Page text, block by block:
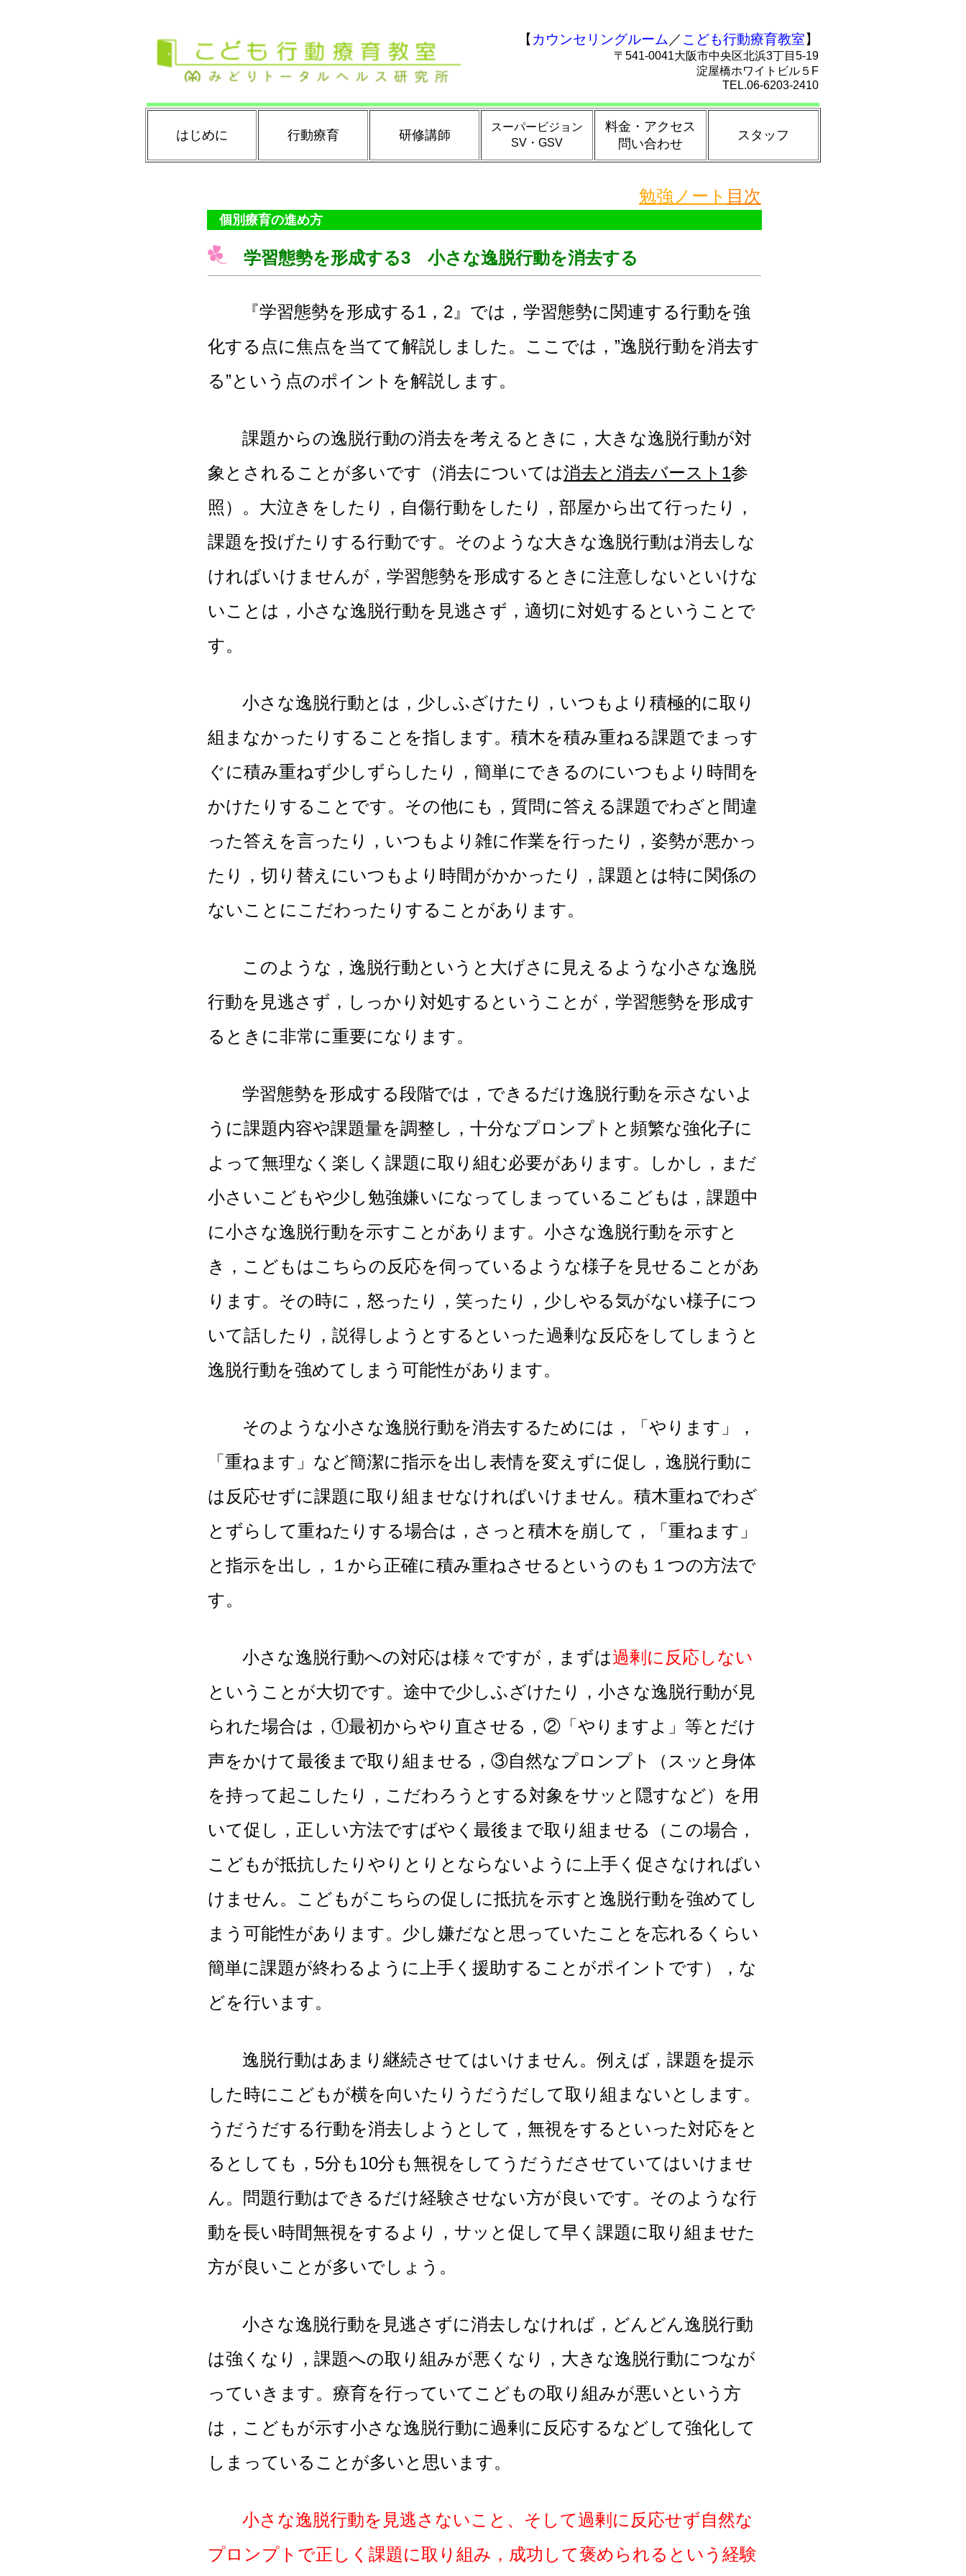
【 カウンセリングルーム ／ こども行動療育教室】
〒541-0041大阪市中央区北浜3丁目5-19
淀屋橋ホワイトビル５F
TEL.06-6203-2410
はじめに 行動療育 研修講師
スーパービジョン
SV・GSV
料金・アクセス
問い合わせ
スタッフ
勉強ノート 目次
個別療育の進め方
学習態勢を形成する3 小さな逸脱行動を消去する
『学習態勢を形成する1，2』では，学習態勢に関連する行動を強
化する点に焦点を当てて解説しました。ここでは，”逸脱行動を消去す
る”という点のポイントを解説します。
課題からの逸脱行動の消去を考えるときに，大きな逸脱行動が対
象とされることが多いです（消去については消去と消去バースト1参
照）。大泣きをしたり，自傷行動をしたり，部屋から出て行ったり，
課題を投げたりする行動です。そのような大きな逸脱行動は消去しな
ければいけませんが，学習態勢を形成するときに注意しないといけな
いことは，小さな逸脱行動を見逃さず，適切に対処するということで
す。
小さな逸脱行動とは，少しふざけたり，いつもより積極的に取り
組まなかったりすることを指します。積木を積み重ねる課題でまっす
ぐに積み重ねず少しずらしたり，簡単にできるのにいつもより時間を
かけたりすることです。その他にも，質問に答える課題でわざと間違
った答えを言ったり，いつもより雑に作業を行ったり，姿勢が悪かっ
たり，切り替えにいつもより時間がかかったり，課題とは特に関係の
ないことにこだわったりすることがあります。
このような，逸脱行動というと大げさに見えるような小さな逸脱
行動を見逃さず，しっかり対処するということが，学習態勢を形成す
るときに非常に重要になります。
学習態勢を形成する段階では，できるだけ逸脱行動を示さないよ
うに課題内容や課題量を調整し，十分なプロンプトと頻繁な強化子に
よって無理なく楽しく課題に取り組む必要があります。しかし，まだ
小さいこどもや少し勉強嫌いになってしまっているこどもは，課題中
に小さな逸脱行動を示すことがあります。小さな逸脱行動を示すと
き，こどもはこちらの反応を伺っているような様子を見せることがあ
ります。その時に，怒ったり，笑ったり，少しやる気がない様子につ
いて話したり，説得しようとするといった過剰な反応をしてしまうと
逸脱行動を強めてしまう可能性があります。
そのような小さな逸脱行動を消去するためには，「やります」，
「重ねます」など簡潔に指示を出し表情を変えずに促し，逸脱行動に
は反応せずに課題に取り組ませなければいけません。積木重ねでわざ
とずらして重ねたりする場合は，さっと積木を崩して，「重ねます」
と指示を出し，１から正確に積み重ねさせるというのも１つの方法で
す。
小さな逸脱行動への対応は様々ですが，まずは過剰に反応しない
ということが大切です。途中で少しふざけたり，小さな逸脱行動が見
られた場合は，①最初からやり直させる，②「やりますよ」等とだけ
声をかけて最後まで取り組ませる，③自然なプロンプト（スッと身体
を持って起こしたり，こだわろうとする対象をサッと隠すなど）を用
いて促し，正しい方法ですばやく最後まで取り組ませる（この場合，
こどもが抵抗したりやりとりとならないように上手く促さなければい
けません。こどもがこちらの促しに抵抗を示すと逸脱行動を強めてし
まう可能性があります。少し嫌だなと思っていたことを忘れるくらい
簡単に課題が終わるように上手く援助することがポイントです），な
どを行います。
逸脱行動はあまり継続させてはいけません。例えば，課題を提示
した時にこどもが横を向いたりうだうだして取り組まないとします。
うだうだする行動を消去しようとして，無視をするといった対応をと
るとしても，5分も10分も無視をしてうだうださせていてはいけませ
ん。問題行動はできるだけ経験させない方が良いです。そのような行
動を長い時間無視をするより，サッと促して早く課題に取り組ませた
方が良いことが多いでしょう。
小さな逸脱行動を見逃さずに消去しなければ，どんどん逸脱行動
は強くなり，課題への取り組みが悪くなり，大きな逸脱行動につなが
っていきます。療育を行っていてこどもの取り組みが悪いという方
は，こどもが示す小さな逸脱行動に過剰に反応するなどして強化して
しまっていることが多いと思います。
小さな逸脱行動を見逃さないこと、そして過剰に反応せず自然な
プロンプトで正しく課題に取り組み，成功して褒められるという経験